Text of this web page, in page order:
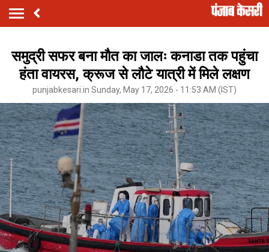
समुद्री सफर बना मौत का जालः कनाडा तक पहुंचा
हंता वायरस, क्रूज से लौटे यात्री में मिले लक्षण
punjabkesari.in Sunday, May 17, 2026 - 11:53 AM (IST)